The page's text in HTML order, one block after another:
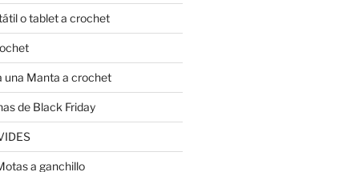
o tablet a crochet
una Manta a crochet
de Black Friday
a ganchillo